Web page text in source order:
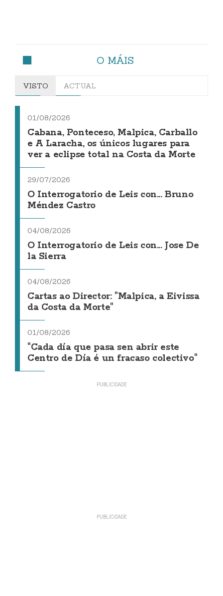
O MÁIS
VISTO ACTUAL
01/08/2026
Cabana, Ponteceso, Malpica, Carballo
e A Laracha, os únicos lugares para
ver a eclipse total na Costa da Morte
29/07/2026
O Interrogatorio de Leis con... Bruno
Méndez Castro
04/08/2026
O Interrogatorio de Leis con... Jose De
la Sierra
04/08/2026
Cartas ao Director: "Malpica, a Eivissa
da Costa da Morte"
01/08/2026
"Cada día que pasa sen abrir este
Centro de Día é un fracaso colectivo"